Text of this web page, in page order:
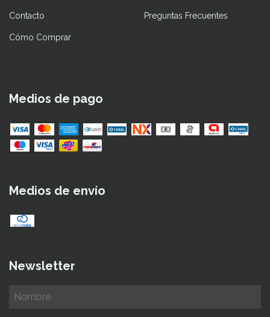
Contacto Preguntas Frecuentes
Cómo Comprar
Medios de pago
Medios de envío
Newsletter